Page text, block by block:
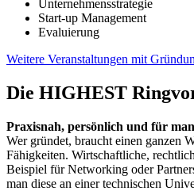
Unternehmensstrategie
Start-up Management
Evaluierung
Weitere Veranstaltungen mit
Die HIGHEST
Praxisnah, persönlich und für
Wer gründet, braucht einen ganzen
Fähigkeiten. Wirtschaftliche,
Beispiel für Networking oder
man diese an einer technischen